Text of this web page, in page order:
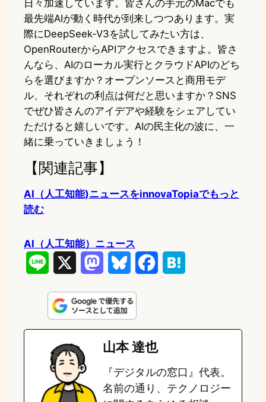
日々加速しています。皆さんの手元のMacでも
最先端AIが動く時代が到来しつつあります。実
際にDeepSeek-V3を試してみたい方は、
OpenRouterからAPIアクセスできますよ。皆さ
んなら、AIのローカル実行とクラウドAPIのどち
らを選びますか？オープンソースと商用モデ
ル、それぞれの利点は何だと思いますか？SNS
でぜひ皆さんのアイデアや経験をシェアしてい
ただけると嬉しいです。AIの民主化の波に、一
緒に乗っていきましょう！
【関連記事】
AI（人工知能)ニュースをinnovaTopiaでもっと
読む
AI（人工知能）ニュース
n
e
s
t
o
o
u
e
s
k
e
b
o
o
e
a
山本 達也
『デジタルの窓口』代表。
名前の通り、テクノロジー